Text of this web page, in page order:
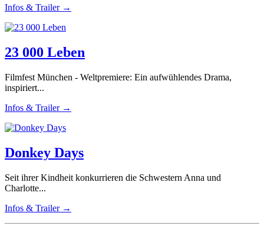
Infos & Trailer →
23 000 Leben
Filmfest München - Weltpremiere: Ein aufwühlendes Drama,
inspiriert...
Infos & Trailer →
Donkey Days
Seit ihrer Kindheit konkurrieren die Schwestern Anna und
Charlotte...
Infos & Trailer →